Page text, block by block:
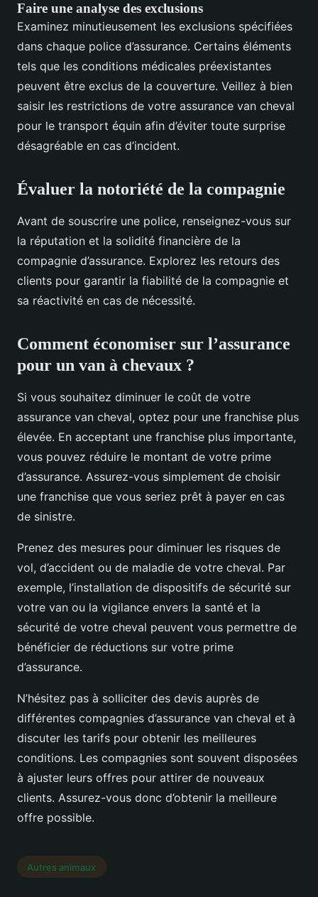
Faire une analyse des exclusions
Examinez minutieusement les exclusions spécifiées
dans chaque police d’assurance. Certains éléments
tels que les conditions médicales préexistantes
peuvent être exclus de la couverture. Veillez à bien
saisir les restrictions de votre assurance van cheval
pour le transport équin afin d’éviter toute surprise
désagréable en cas d’incident.
Évaluer la notoriété de la compagnie
Avant de souscrire une police, renseignez-vous sur
la réputation et la solidité financière de la
compagnie d’assurance. Explorez les retours des
clients pour garantir la fiabilité de la compagnie et
sa réactivité en cas de nécessité.
Comment économiser sur l’assurance
pour un van à chevaux ?
Si vous souhaitez diminuer le coût de votre
assurance van cheval, optez pour une franchise plus
élevée. En acceptant une franchise plus importante,
vous pouvez réduire le montant de votre prime
d’assurance. Assurez-vous simplement de choisir
une franchise que vous seriez prêt à payer en cas
de sinistre.
Prenez des mesures pour diminuer les risques de
vol, d’accident ou de maladie de votre cheval. Par
exemple, l’installation de dispositifs de sécurité sur
votre van ou la vigilance envers la santé et la
sécurité de votre cheval peuvent vous permettre de
bénéficier de réductions sur votre prime
d’assurance.
N’hésitez pas à solliciter des devis auprès de
différentes compagnies d’assurance van cheval et à
discuter les tarifs pour obtenir les meilleures
conditions. Les compagnies sont souvent disposées
à ajuster leurs offres pour attirer de nouveaux
clients. Assurez-vous donc d’obtenir la meilleure
offre possible.
Autres animaux